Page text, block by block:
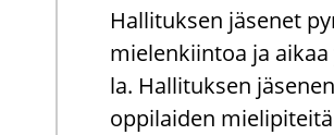
Hal­li­tuk­sen jä­se­net
mie­len­kiin­toa ja
la. Hal­li­tuk­sen
op­pi­lai­den